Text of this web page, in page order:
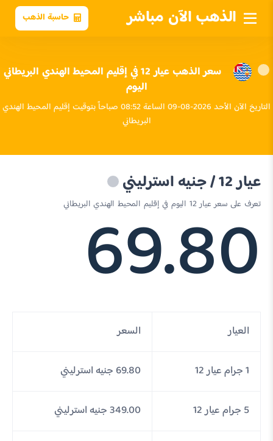
الذهب الآن مباشر حاسبة الذهب
سعر الذهب عيار 12 في إقليم المحيط الهندي البريطاني
اليوم
التاريخ الآن الأحد 2026-08-09 الساعة 08:52 صباحاً بتوقيت إقليم المحيط الهندي
البريطاني
عيار 12 / جنيه استرليني
تعرف على سعر عيار 12 اليوم في إقليم المحيط الهندي البريطاني
69.80
العيار السعر
1 جرام عيار 12 69.80 جنيه استرليني
5 جرام عيار 12 349.00 جنيه استرليني